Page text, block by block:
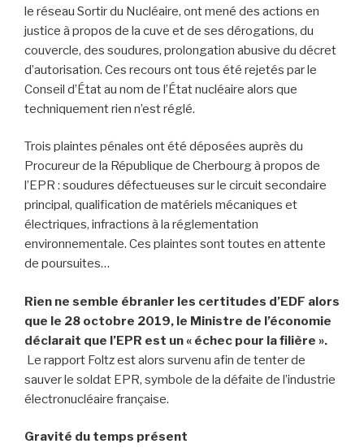
le réseau Sortir du Nucléaire, ont mené des actions en
justice à propos de la cuve et de ses dérogations, du
couvercle, des soudures, prolongation abusive du décret
d’autorisation. Ces recours ont tous été rejetés par le
Conseil d’État au nom de l’État nucléaire alors que
techniquement rien n’est réglé.
Trois plaintes pénales ont été déposées auprès du
Procureur de la République de Cherbourg à propos de
l’EPR : soudures défectueuses sur le circuit secondaire
principal, qualification de matériels mécaniques et
électriques, infractions à la réglementation
environnementale. Ces plaintes sont toutes en attente
de poursuites…
Rien ne semble ébranler les certitudes d’EDF alors
que le 28 octobre 2019, le Ministre de l’économie
déclarait que l’EPR est un « échec pour la filière ».
Le rapport Foltz est alors survenu afin de tenter de
sauver le soldat EPR, symbole de la défaite de l’industrie
électronucléaire française.
Gravité du temps présent